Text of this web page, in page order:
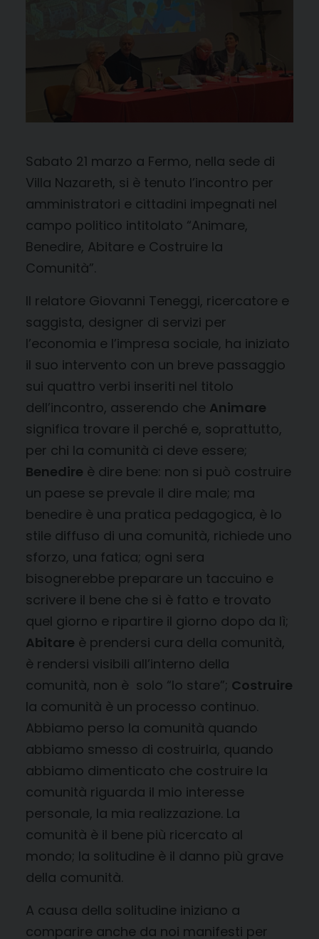
Sabato 21 marzo a Fermo, nella sede di
Villa Nazareth, si è tenuto l’incontro per
amministratori e cittadini impegnati nel
campo politico intitolato “Animare,
Benedire, Abitare e Costruire la
Comunità”.
Il relatore Giovanni Teneggi, ricercatore e
saggista, designer di servizi per
l’economia e l’impresa sociale, ha iniziato
il suo intervento con un breve passaggio
sui quattro verbi inseriti nel titolo
dell’incontro, asserendo che Animare
significa trovare il perché e, soprattutto,
per chi la comunità ci deve essere;
Benedire è dire bene: non si può costruire
un paese se prevale il dire male; ma
benedire è una pratica pedagogica, è lo
stile diffuso di una comunità, richiede uno
sforzo, una fatica; ogni sera
bisognerebbe preparare un taccuino e
scrivere il bene che si è fatto e trovato
quel giorno e ripartire il giorno dopo da lì;
Abitare è prendersi cura della comunità,
è rendersi visibili all’interno della
comunità, non è solo “lo stare”; Costruire
la comunità è un processo continuo.
Abbiamo perso la comunità quando
abbiamo smesso di costruirla, quando
abbiamo dimenticato che costruire la
comunità riguarda il mio interesse
personale, la mia realizzazione. La
comunità è il bene più ricercato al
mondo; la solitudine è il danno più grave
della comunità.
A causa della solitudine iniziano a
comparire anche da noi manifesti per